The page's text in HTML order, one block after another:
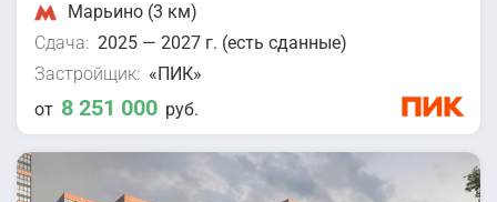
Марьино (3 км)
Сдача: 2025 — 2027 г. (есть сданные)
Застройщик: «ПИК»
от 8 251 000 руб.